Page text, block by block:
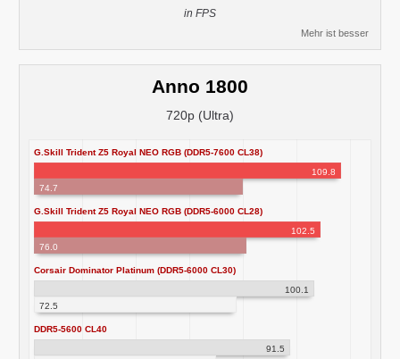
in FPS
Mehr ist besser
Anno 1800
720p (Ultra)
G.Skill Trident Z5 Royal NEO RGB (DDR5-7600 CL38)
109.8
74.7
G.Skill Trident Z5 Royal NEO RGB (DDR5-6000 CL28)
102.5
76.0
Corsair Dominator Platinum (DDR5-6000 CL30)
100.1
72.5
DDR5-5600 CL40
91.5